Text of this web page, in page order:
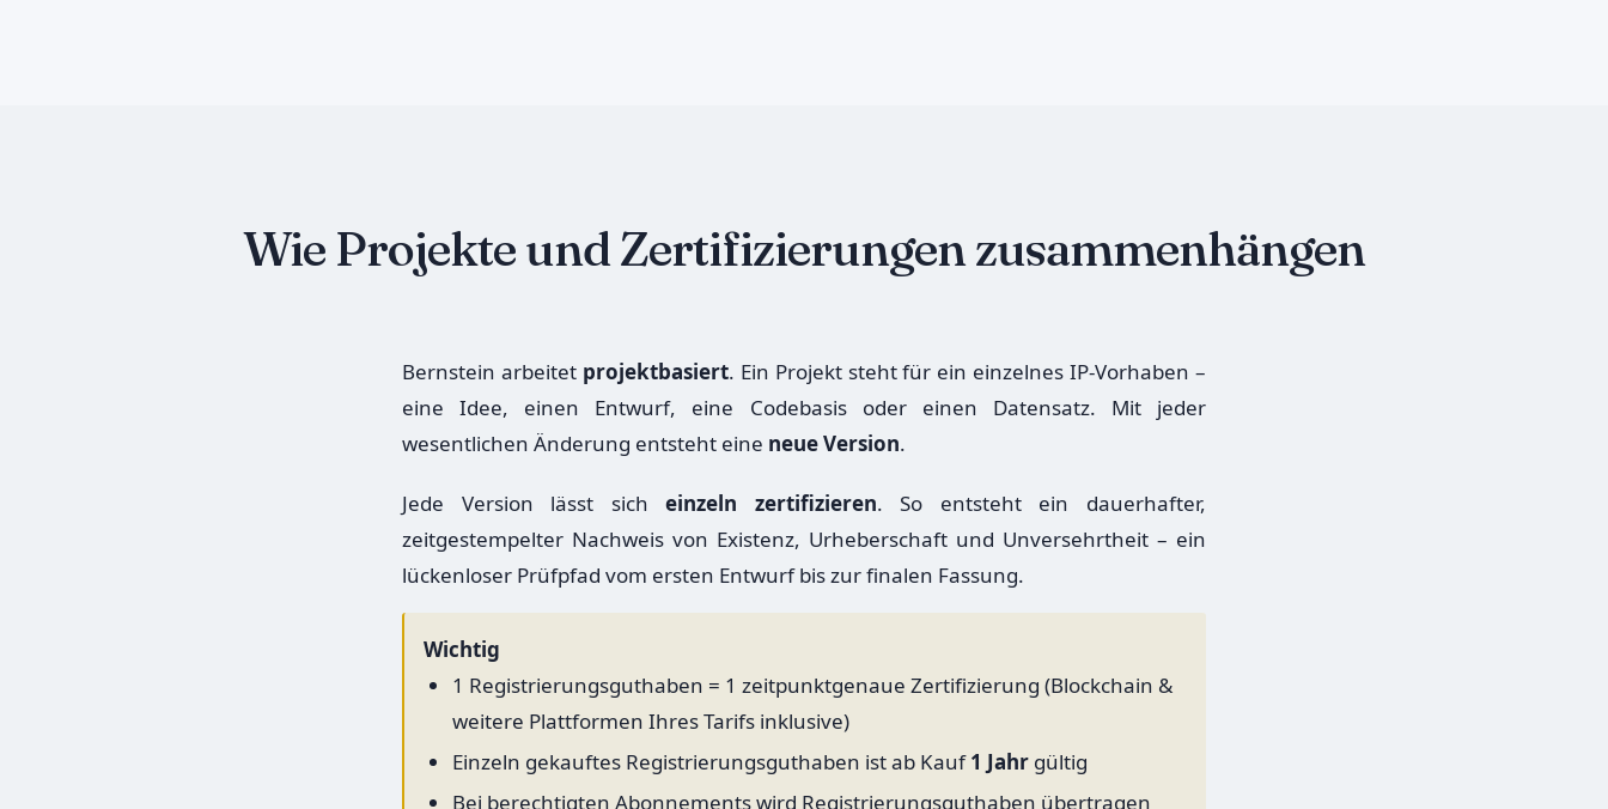
Wie Projekte und Zertifizierungen zusammenhängen
Bernstein arbeitet projektbasiert. Ein Projekt steht für ein einzelnes IP-Vorhaben –
eine Idee, einen Entwurf, eine Codebasis oder einen Datensatz. Mit jeder
wesentlichen Änderung entsteht eine neue Version.
Jede Version lässt sicheinzeln zertifizieren. So entsteht ein dauerhafter,
zeitgestempelter Nachweis von Existenz, Urheberschaft und Unversehrtheit – ein
lückenloser Prüfpfad vom ersten Entwurf bis zur finalen Fassung.
Wichtig
1 Registrierungsguthaben = 1 zeitpunktgenaue Zertifizierung (Blockchain &
weitere Plattformen Ihres Tarifs inklusive)
Einzeln gekauftes Registrierungsguthaben ist ab Kauf1 Jahr gültig
Bei berechtigten Abonnements wird Registrierungsguthaben übertragen